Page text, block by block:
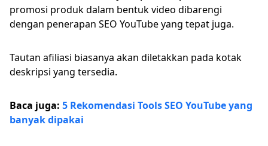
promosi produk dalam bentuk video dibarengi
dengan penerapan SEO YouTube yang tepat juga.
Tautan afiliasi biasanya akan diletakkan pada kotak
deskripsi yang tersedia.
Baca juga: 5 Rekomendasi Tools SEO YouTube yang
banyak dipakai